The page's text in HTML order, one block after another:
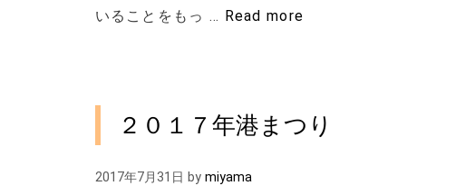
いることをもっ … Read more
２０１７年港まつり
2017年7月31日 by miyama